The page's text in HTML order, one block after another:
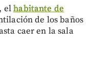
elhabitante de
de los baños
caer en la sala